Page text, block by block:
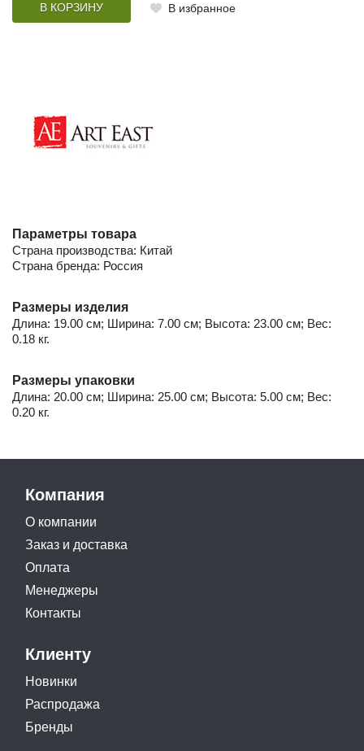
В КОРЗИНУ В избранное
Параметры товара
Страна производства: Китай
Страна бренда: Россия
Размеры изделия
Длина: 19.00 см; Ширина: 7.00 см; Высота: 23.00 см; Вес:
0.18 кг.
Размеры упаковки
Длина: 20.00 см; Ширина: 25.00 см; Высота: 5.00 см; Вес:
0.20 кг.
Компания
О компании
Заказ и доставка
Оплата
Менеджеры
Контакты
Клиенту
Новинки
Распродажа
Бренды